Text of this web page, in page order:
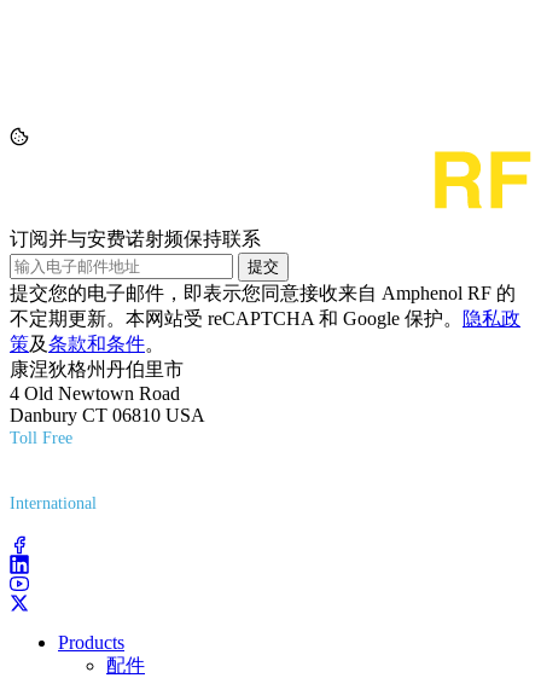
订阅并与安费诺射频保持联系
提交
提交您的电子邮件，即表示您同意接收来自 Amphenol RF 的
不定期更新。本网站受 reCAPTCHA 和 Google 保护。
隐私政
策及条款和条件。
康涅狄格州丹伯里市
4 Old Newtown Road
Danbury CT 06810 USA
Toll Free
International
Products
配件